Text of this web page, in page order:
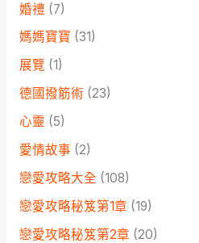
婚禮 (7)
媽媽寶寶 (31)
展覽 (1)
德國撥筋術 (23)
心靈 (5)
愛情故事 (2)
戀愛攻略大全 (108)
戀愛攻略秘笈第1章 (19)
戀愛攻略秘笈第2章 (20)